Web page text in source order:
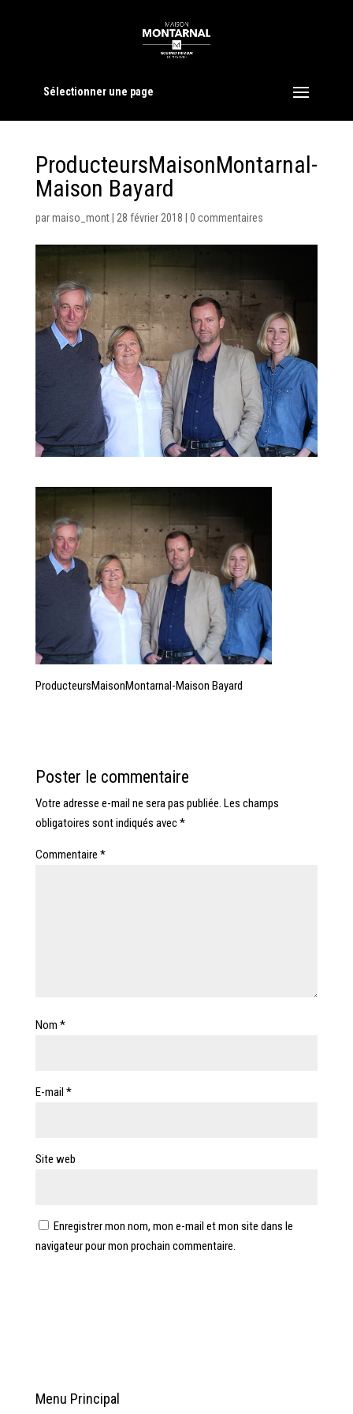
Sélectionner une page
ProducteursMaisonMontarnal-
Maison Bayard
parmaiso_mont| 28 février 2018 0 commentaires
ProducteursMaisonMontarnal-Maison Bayard
Poster le commentaire
Votre adresse e-mail ne sera pas publiée. Les champs
obligatoires sont indiqués avec*
Commentaire *
Nom *
E-mail *
Site web
Enregistrer mon nom, mon e-mail et mon site dans le
navigateur pour mon prochain commentaire.
Menu Principal